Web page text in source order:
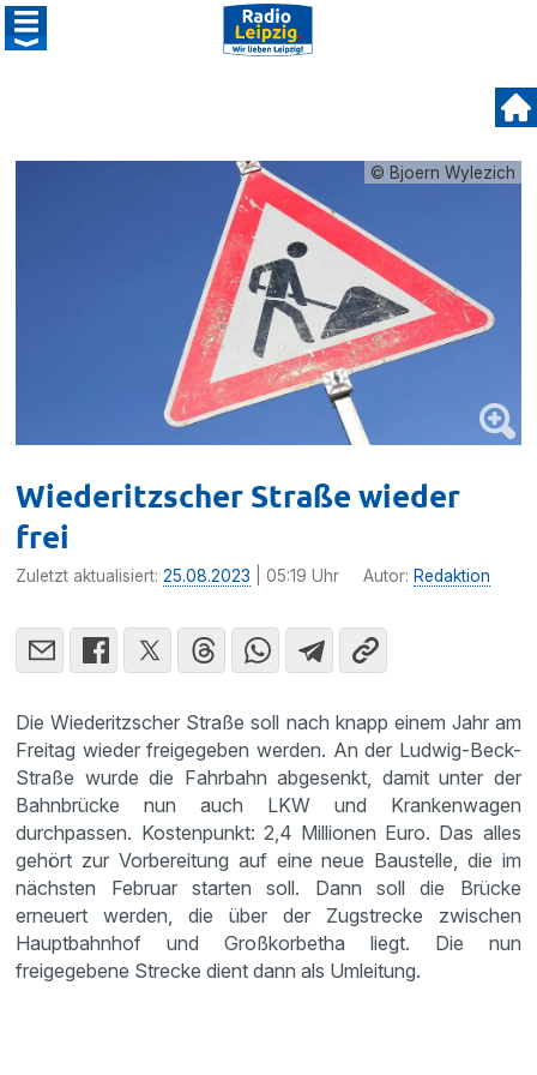
© Bjoern Wylezich
Wiederitzscher Straße wieder
frei
Zuletzt aktualisiert:25.08.2023 | 05:19 Uhr Autor: Redaktion
Die Wiederitzscher Straße soll nach knapp einem Jahr am
Freitag wieder freigegeben werden. An der Ludwig-Beck-
Straße wurde die Fahrbahn abgesenkt, damit unter der
Bahnbrücke nun auch LKW und Krankenwagen
durchpassen. Kostenpunkt: 2,4 Millionen Euro. Das alles
gehört zur Vorbereitung auf eine neue Baustelle, die im
nächsten Februar starten soll. Dann soll die Brücke
erneuert werden, die über der Zugstrecke zwischen
Hauptbahnhof und Großkorbetha liegt. Die nun
freigegebene Strecke dient dann als Umleitung.